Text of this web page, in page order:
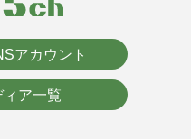
アカウント
ィア一覧